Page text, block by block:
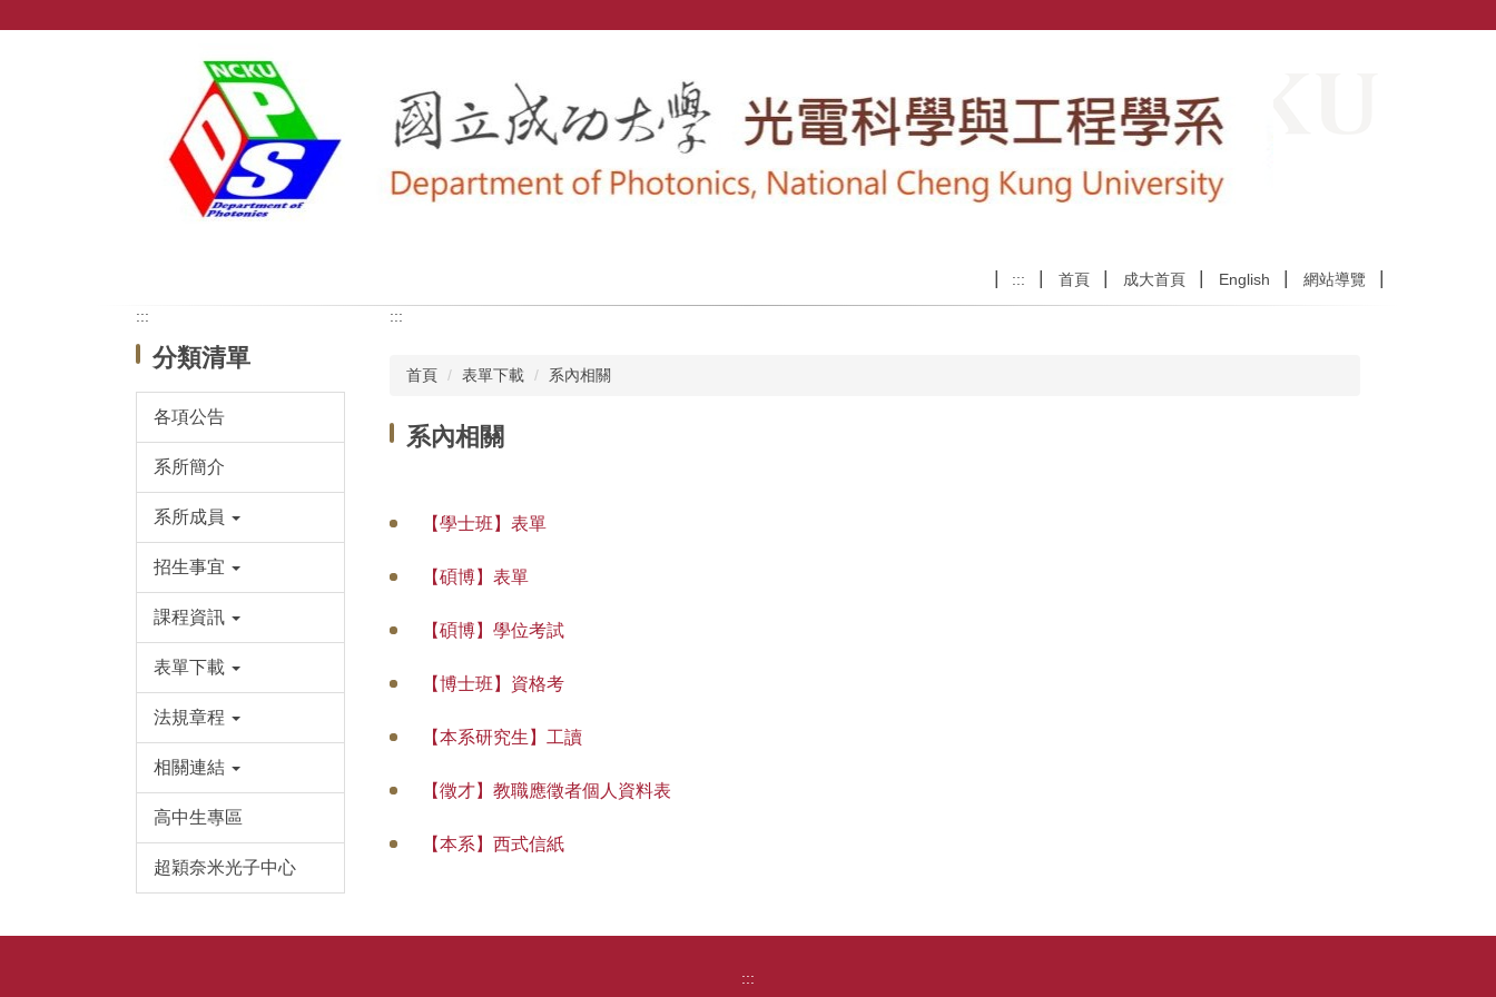
::: 首頁 成大首頁 English 網站導覽
:::
分類清單
各項公告
系所簡介
系所成員
招生事宜
課程資訊
表單下載
法規章程
相關連結
高中生專區
超穎奈米光子中心
:::
首頁 表單下載 系內相關
系內相關
【學士班】表單
【碩博】表單
【碩博】學位考試
【博士班】資格考
【本系研究生】工讀
【徵才】教職應徵者個人資料表
【本系】西式信紙
:::